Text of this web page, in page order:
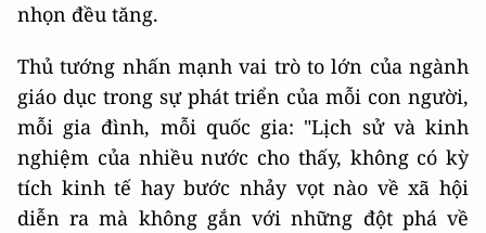
nhọn đều tăng.
Thủ tướng nhấn mạnh vai trò to lớn của ngành
giáo dục trong sự phát triển của mỗi con người,
mỗi gia đình, mỗi quốc gia: "Lịch sử và kinh
nghiệm của nhiều nước cho thấy, không có kỳ
tích kinh tế hay bước nhảy vọt nào về xã hội
diễn ra mà không gắn với những đột phá về